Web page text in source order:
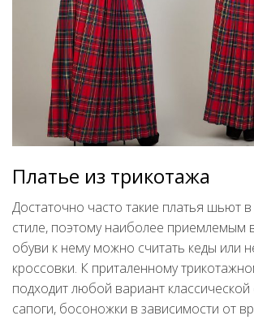
Платье из трикотажа
Достаточно часто такие платья шьют
стиле, поэтому наиболее приемлемым
обуви к нему можно считать кеды или
кроссовки. К приталенному
подходит любой вариант
сапоги, босоножки в зависимости от